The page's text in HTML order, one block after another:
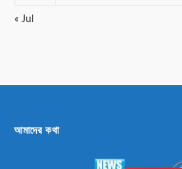
« Jul
আমাদের কথা